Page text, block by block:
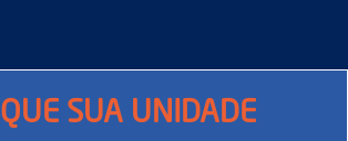
SUA UNIDADE